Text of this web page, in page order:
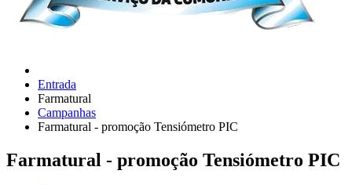
Entrada
Farmatural
Campanhas
Farmatural - promoção Tensiómetro PIC
Farmatural - promoção Tensiómetro PIC